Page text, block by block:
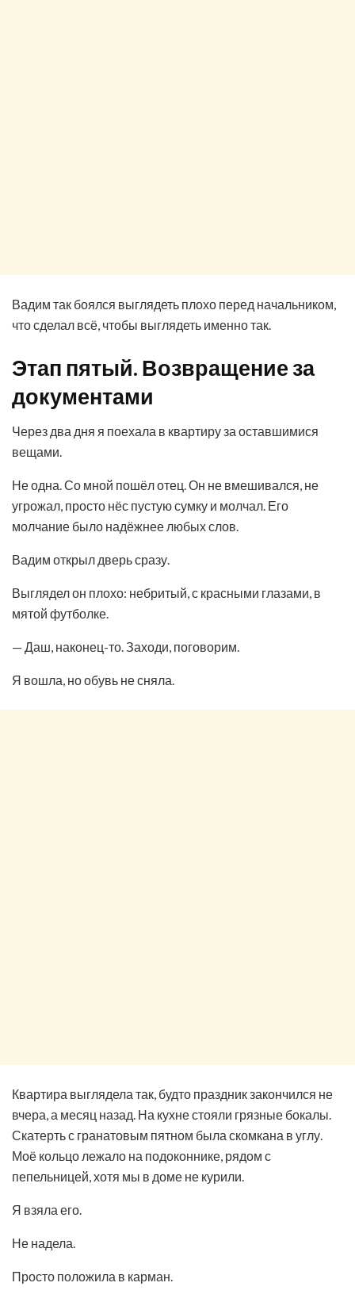
Вадим так боялся выглядеть плохо перед начальником,
что сделал всё, чтобы выглядеть именно так.
Этап пятый. Возвращение за
документами
Через два дня я поехала в квартиру за оставшимися
вещами.
Не одна. Со мной пошёл отец. Он не вмешивался, не
угрожал, просто нёс пустую сумку и молчал. Его
молчание было надёжнее любых слов.
Вадим открыл дверь сразу.
Выглядел он плохо: небритый, с красными глазами, в
мятой футболке.
— Даш, наконец-то. Заходи, поговорим.
Я вошла, но обувь не сняла.
Квартира выглядела так, будто праздник закончился не
вчера, а месяц назад. На кухне стояли грязные бокалы.
Скатерть с гранатовым пятном была скомкана в углу.
Моё кольцо лежало на подоконнике, рядом с
пепельницей, хотя мы в доме не курили.
Я взяла его.
Не надела.
Просто положила в карман.